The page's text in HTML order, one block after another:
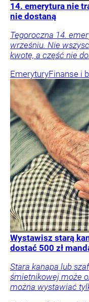
14. emerytura nie
nie dostaną
Tegoroczna 14.
wrześniu. Nie
kwotę, a część nie
EmeryturyFinanse i
Wystawisz starą
dostać 500 zł
Stara kanapa lub
śmietnikowej może
można wystawiać